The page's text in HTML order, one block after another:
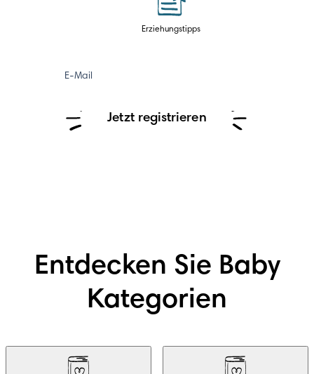
Erziehungstipps
E-Mail
Jetzt registrieren
Entdecken Sie Baby
Kategorien